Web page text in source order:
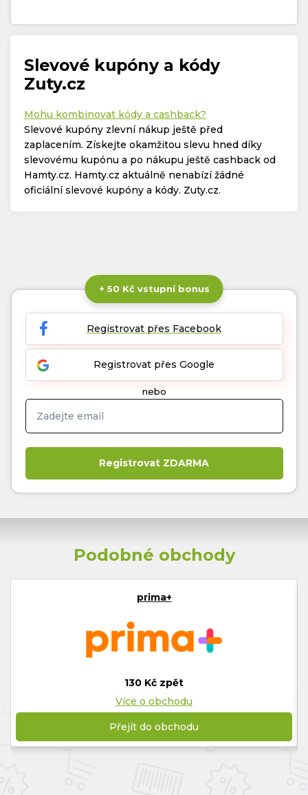
Slevové kupóny a kódy
Zuty.cz
Mohu kombinovat kódy a cashback?
Slevové kupóny zlevní nákup ještě před
zaplacením. Získejte okamžitou slevu hned díky
slevovému kupónu a po nákupu ještě cashback od
Hamty.cz. Hamty.cz aktuálně nenabízí žádné
oficiální slevové kupóny a kódy. Zuty.cz.
+ 50 Kč vstupní bonus
Registrovat přes Facebook
Registrovat přes Google
nebo
Podobné obchody
prima+
130 Kč zpět
Více o obchodu
Přejít do obchodu